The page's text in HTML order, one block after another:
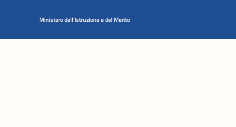
Ministero dell'Istruzione e del Merito